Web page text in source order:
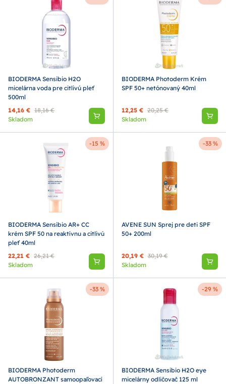
BIODERMA Sensibio H2O
micelárna voda pre citlivú pleť
500ml
14,16 € 18,16 €
Skladom
BIODERMA Photoderm Krém
SPF 50+ netónovaný 40ml
12,25 € 20,25 €
Skladom
-15 %
BIODERMA Sensibio AR+ CC
krém SPF 50 na reaktívnu a citlivú
pleť 40ml
22,21 € 26,21 €
Skladom
-33 %
AVENE SUN Sprej pre deti SPF
50+ 200ml
20,19 € 30,19 €
Skladom
-33 %
BIODERMA Photoderm
AUTOBRONZANT samoopaľovací
-29 %
BIODERMA Sensibio H2O eye
micelárny odličovač 125 ml